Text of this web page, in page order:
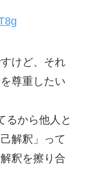
けど、それ
尊重したい
るから他人と
解釈」って
釈を擦り合